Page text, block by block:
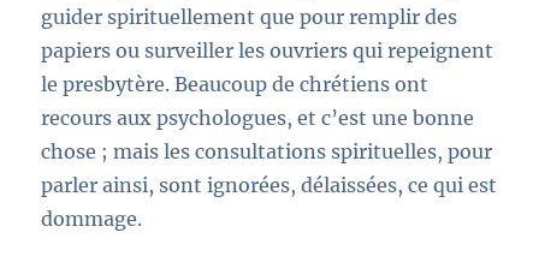
guider spirituellement que pour remplir des
papiers ou surveiller les ouvriers qui repeignent
le presbytère. Beaucoup de chrétiens ont
recours aux psychologues, et c’est une bonne
chose ; mais les consultations spirituelles, pour
parler ainsi, sont ignorées, délaissées, ce qui est
dommage.